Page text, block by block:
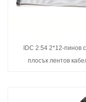
IDC 2.54 2*12-пинов
плосък лентов